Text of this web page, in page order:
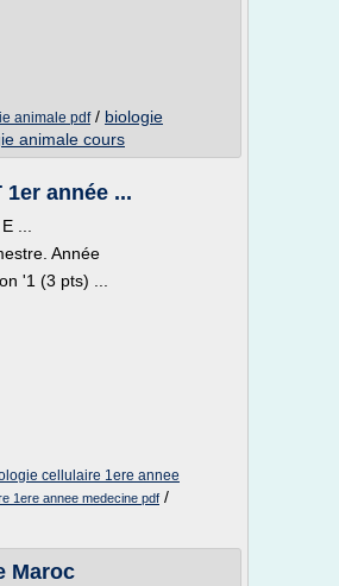
animale pdf/ biologie
animale cours
année ...
...
Année
'1 (3 pts) ...
cellulaire 1ere annee
1ere annee medecine pdf /
Maroc